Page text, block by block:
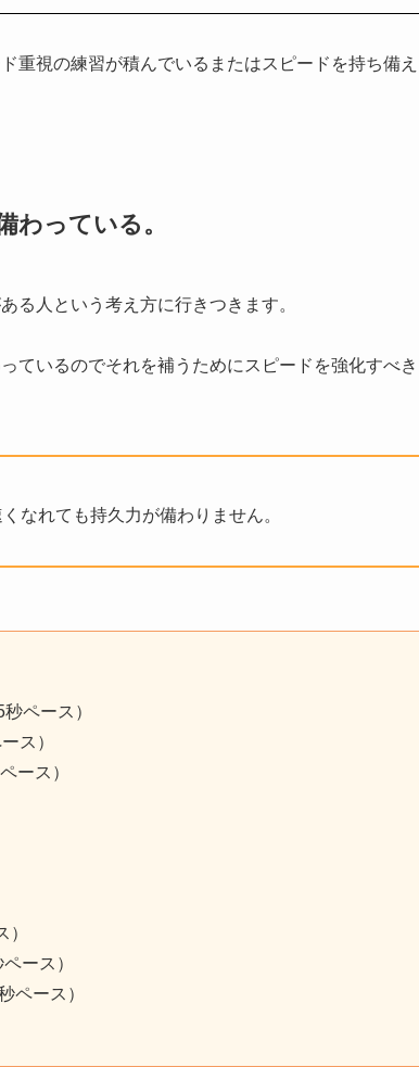
重視の練習が積んでいるまたはスピードを持ち備え
わっている。
る人という考え方に行きつきます。
ているのでそれを補うためにスピードを強化すべき
なれても持久力が備わりません。
ペース）
ス）
ース）
ース）
ペース）